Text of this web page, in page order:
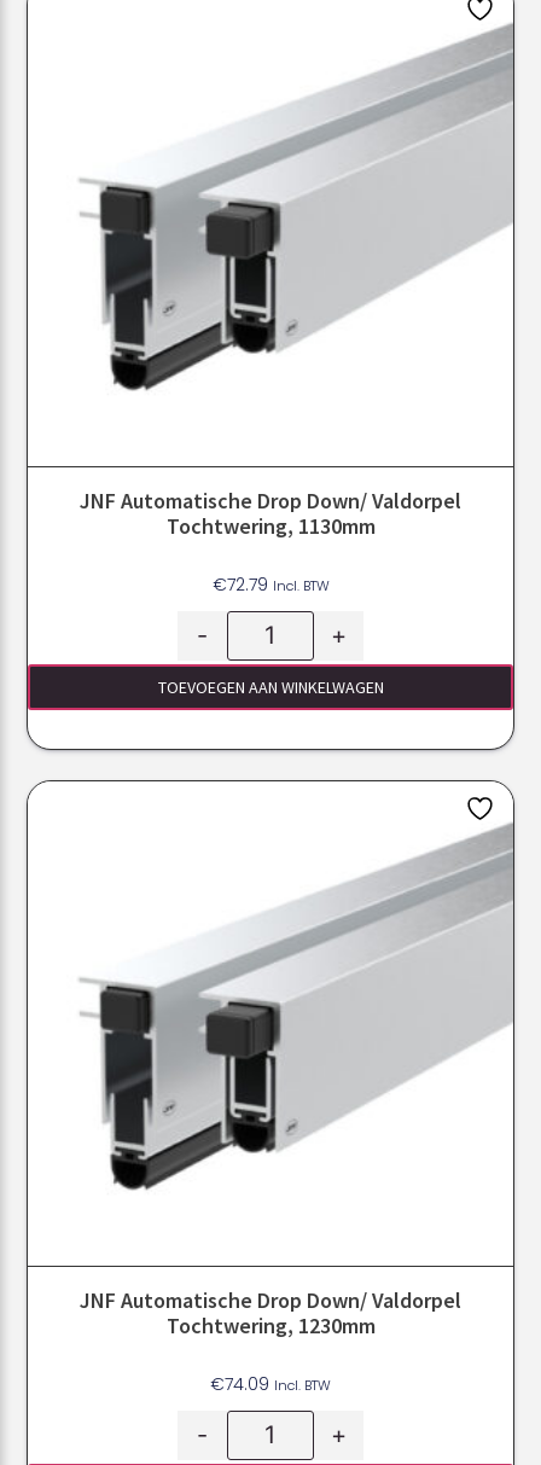
JNF Automatische Drop Down/ Valdorpel
Tochtwering, 1130mm
€72.79 Incl. BTW
- +
TOEVOEGEN AAN WINKELWAGEN
JNF Automatische Drop Down/ Valdorpel
Tochtwering, 1230mm
€74.09 Incl. BTW
- +